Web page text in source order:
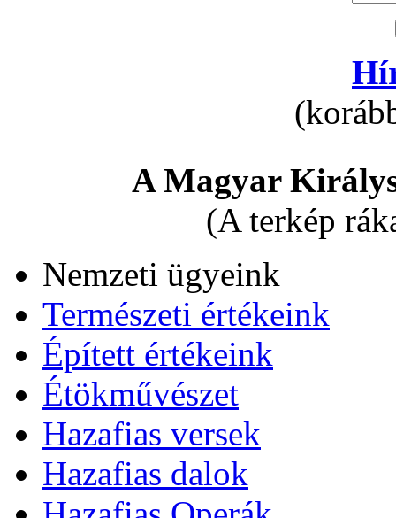
A Magyar
(A terkép
Nemzeti ügyeink
Természeti értékeink
Épített értékeink
Étökművészet
Hazafias versek
Hazafias dalok